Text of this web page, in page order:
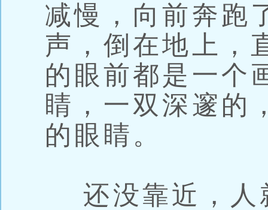
减慢，向前奔跑
声，倒在地上，
的眼前都是一个
睛，一双深邃的
的眼睛。
还没靠近，人